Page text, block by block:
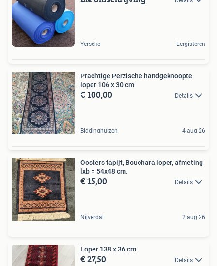
Yerseke Eergisteren
Prachtige Perzische handgeknoopte
loper 106 x 30 cm
€ 100,00 Details
Biddinghuizen 4 aug 26
Oosters tapijt, Bouchara loper, afmeting
lxb = 54x48 cm.
€ 15,00 Details
Nijverdal 2 aug 26
Loper 138 x 36 cm.
€ 27,50 Details